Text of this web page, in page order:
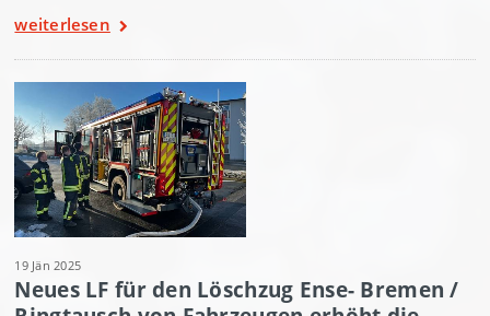
weiterlesen
19 Jän 2025
Neues LF für den Löschzug Ense- Bremen /